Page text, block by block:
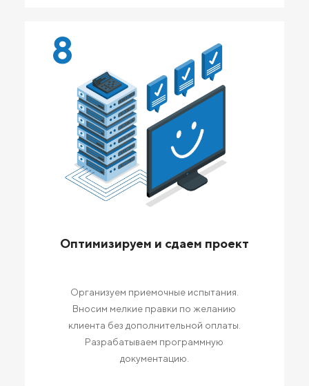
8
Оптимизируем и сдаем проект
Организуем приемочные испытания.
Вносим мелкие правки по желанию
клиента без дополнительной оплаты.
Разрабатываем программную
документацию.